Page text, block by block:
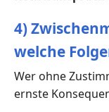
4)
welche
Wer ohne
ernste